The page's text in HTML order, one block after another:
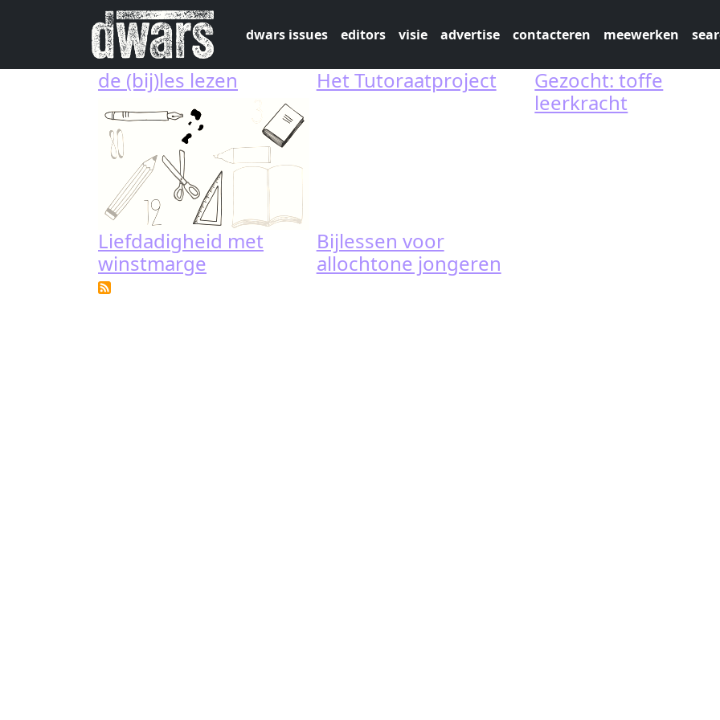
Skip to main content
dwars issues
editors visie advertise contacteren meewerken
de (bij)les lezen Het Tutoraatproject
Gezocht: toffe
leerkracht
Liefdadigheid met
winstmarge
Bijlessen voor
allochtone jongeren